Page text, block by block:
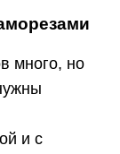
много, но
и с